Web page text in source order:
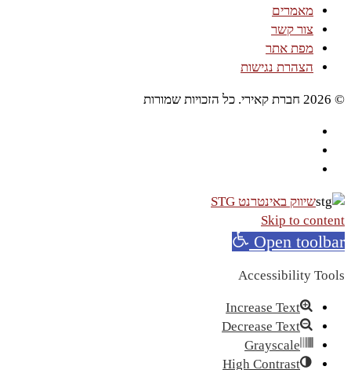
מאמרים
צור קשר
מפת אתר
הצהרת נגישות
© 2026 חברת קאירי. כל הזכויות שמורות
שיווק באינטרנט STG
Skip to content
Open toolbar
Accessibility Tools
Increase Text
Decrease Text
Grayscale
High Contrast